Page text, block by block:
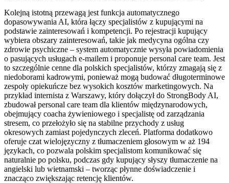
Kolejną istotną przewagą jest funkcja automatycznego
dopasowywania AI, która łączy specjalistów z kupującymi na
podstawie zainteresowań i kompetencji. Po rejestracji kupujący
wybiera obszary zainteresowań, takie jak medycyna ogólna czy
zdrowie psychiczne – system automatycznie wysyła powiadomienia
o pasujących usługach e-mailem i proponuje personal care team. Jest
to szczególnie cenne dla polskich specjalistów, którzy zmagają się z
niedoborami kadrowymi, ponieważ mogą budować długoterminowe
zespoły opiekuńcze bez wysokich kosztów marketingowych. Na
przykład internista z Warszawy, który dołączył do StrongBody AI,
zbudował personal care team dla klientów międzynarodowych,
obejmujący coacha żywieniowego i specjalistę od zarządzania
stresem, co przełożyło się na stabilne przychody z usług
okresowych zamiast pojedynczych zleceń. Platforma dodatkowo
oferuje czat wielojęzyczny z tłumaczeniem głosowym w aż 194
językach, co pozwala polskim specjalistom komunikować się
naturalnie po polsku, podczas gdy kupujący słyszy tłumaczenie na
angielski lub wietnamski – tworząc płynne doświadczenie i
znacząco zwiększając retencję klientów.